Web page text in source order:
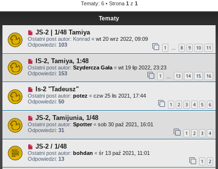
Tematy: 6 • Strona 1 z 1
Tematy
JS-2 | 1/48 Tamiya
Ostatni post autor: Konrad « wt 20 wrz 2022, 09:09
Odpowiedzi: 103 1 … 8 9 10 11
IS-2, Tamiya, 1:48
Ostatni post autor: Szydercza Gała « wt 19 lip 2022, 23:23
Odpowiedzi: 153 1 13 14 15 16
Is-2 "Tadeusz"
Ostatni post autor: potez « czw 25 lis 2021, 17:44
Odpowiedzi: 50 1 2 3 4 5 6
JS-2, Tamijunia, 1/48
Ostatni post autor: Spotter « sob 30 paź 2021, 16:01
Odpowiedzi: 31 1 2 3 4
JS-2 / 1/48
Ostatni post autor: bohdan « śr 13 paź 2021, 11:01
Odpowiedzi: 13 1 2